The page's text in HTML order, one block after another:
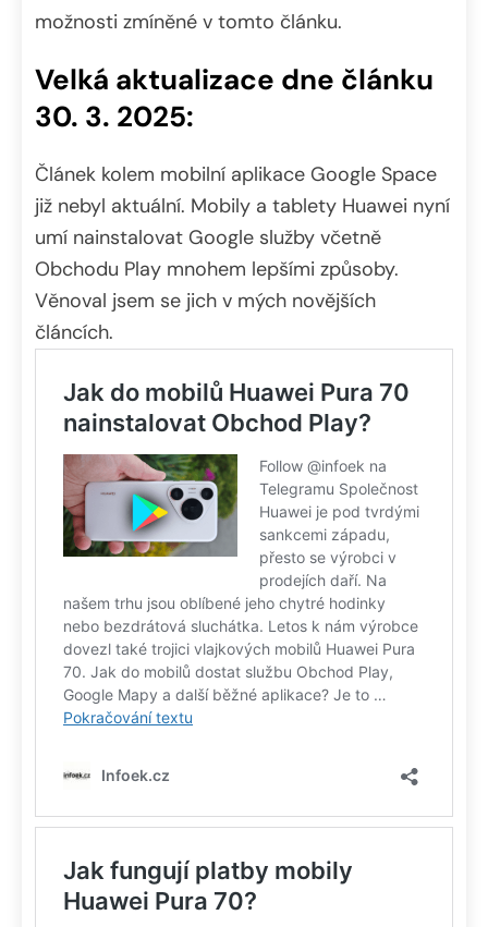
možnosti zmíněné v tomto článku.
Velká aktualizace dne článku
30. 3. 2025:
Článek kolem mobilní aplikace Google Space
již nebyl aktuální. Mobily a tablety Huawei nyní
umí nainstalovat Google služby včetně
Obchodu Play mnohem lepšími způsoby.
Věnoval jsem se jich v mých novějších
článcích.